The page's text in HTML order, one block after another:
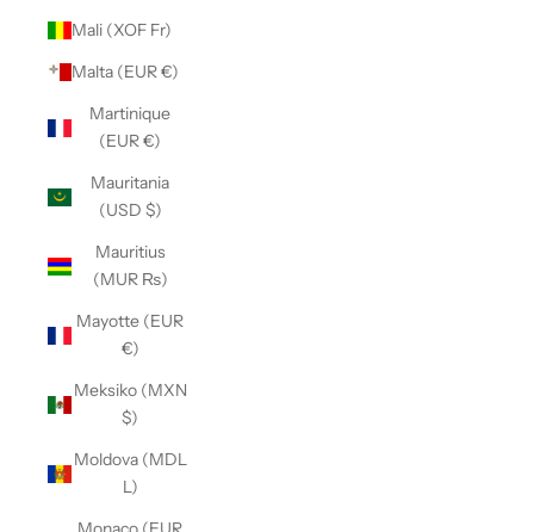
Mali (XOF Fr)
Malta (EUR €)
Martinique
(EUR €)
Mauritania
(USD $)
Mauritius
(MUR ₨)
Mayotte (EUR
€)
Meksiko (MXN
$)
Moldova (MDL
L)